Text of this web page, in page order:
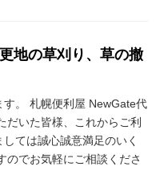
地の草刈り、草の撤
。 札幌便利屋 NewGate代
だいた皆様、これからご利
ては誠心誠意満足のいく
のでお気軽にご相談くださ